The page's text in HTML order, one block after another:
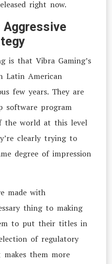
right now.
Aggressive
is that Vibra Gaming’s
Latin American
few years. They are
software program
the world at this level
clearly trying to
degree of impression
made with
thing to making
to put their titles in
of regulatory
makes them more